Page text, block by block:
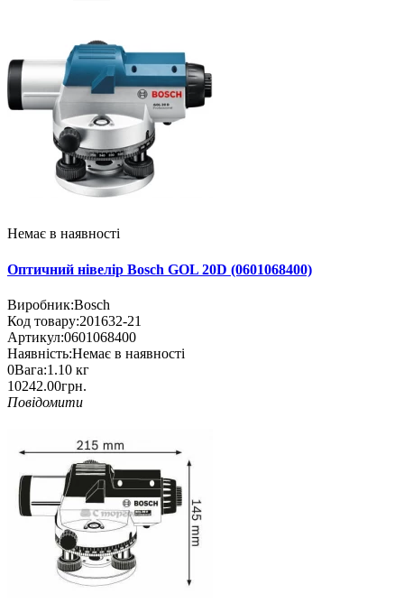
Немає в наявності
Оптичний нівелір Bosch GOL 20D (0601068400)
Виробник:Bosch
Код товару:201632-21
Артикул:0601068400
Наявність:Немає в наявності
0Вага:1.10 кг
10242.00грн.
Повідомити